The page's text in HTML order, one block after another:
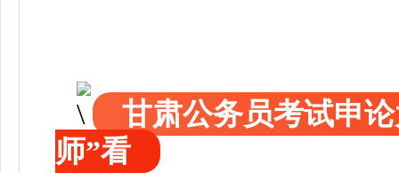
甘肃公务员考试申
师”看